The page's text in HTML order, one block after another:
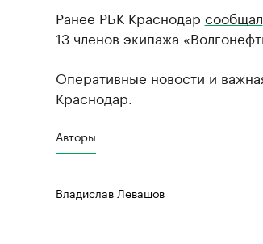
Ранее РБК Краснодар сообщал
13 членов экипажа
Оперативные новости и
Краснодар.
Авторы
Владислав Левашов